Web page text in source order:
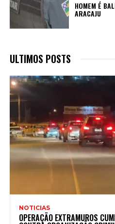
HOMEM É
ARACAJU
ULTIMOS POSTS
NOTICIAS
OPERAÇÃO EXTRAMUROS